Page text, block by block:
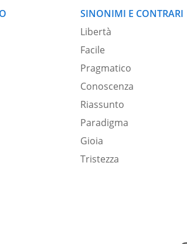
SINONIMI E CONTRARI
Libertà
Facile
Pragmatico
Conoscenza
Riassunto
Paradigma
Gioia
Tristezza